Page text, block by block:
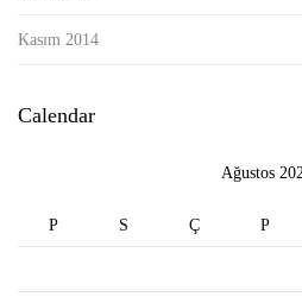
Kasım 2014
Calendar
Ağustos
P S Ç P